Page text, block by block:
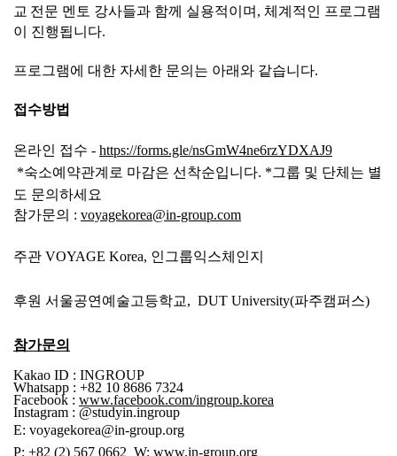
교 전문 멘토 강사들과 함께 실용적이며 , 체계적인 프로그램
이 진행됩니다.
프로그램에 대한 자세한 문의는 아래와 같습니다.
접수방법
온라인 접수 - https://forms.gle/nsGmW4ne6rzYDXAJ9
*숙소예약관계로 마감은 선착순입니다. *그룹 및 단체는 별
도 문의하세요
참가문의 : voyagekorea@in-group.com
주관 VOYAGE Korea, 인그룹익스체인지
후원 서울공연예술고등학교, DUT University(파주캠퍼스)
참가문의
Kakao ID : INGROUP
Whatsapp : +82 10 8686 7324
Facebook : www.facebook.com/ingroup.korea
Instagram : @studyin.ingroup
E: voyagekorea@in-group.org
P: +82 (2) 567 0662 W: www.in-group.org